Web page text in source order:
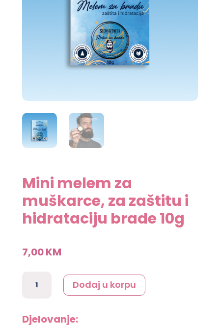
Mini melem za
muškarce, za zaštitu i
hidrataciju brade 10g
7,00KM
melem
za
Dodaj u korpu
Djelovanje: